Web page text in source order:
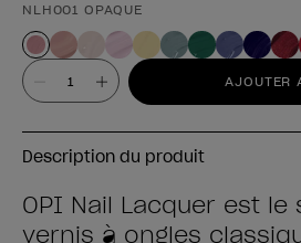
NLH001 OPAQUE
Valeur AJOUTER
Description du produit
OPI Nail Lacquer est le
vernis à ongles